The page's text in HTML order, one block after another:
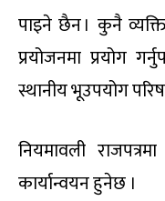
पाइने छैन । कुनै
प्रयोजनमा प्रयोग
स्थानीय भूउपयोग
नियमावली
कार्यान्वयन हुनेछ ।